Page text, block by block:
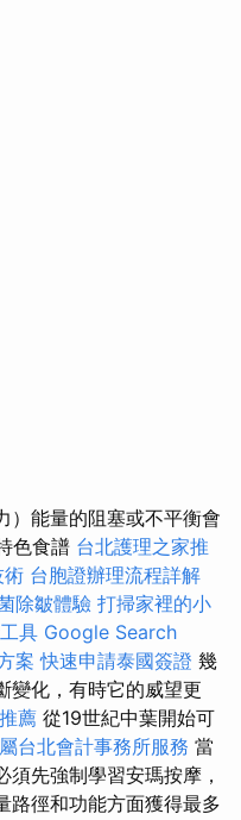
）能量的阻塞或不平衡會
色食譜 台北護理之家推
術 台胞證辦理流程詳解
除皺體驗 打掃家裡的小
具 Google Search
案 快速申請泰國簽證 幾
變化，有時它的威望更
薦 從19世紀中葉開始可
台北會計事務所服務 當
先強制學習安瑪按摩，
路徑和功能方面獲得最多